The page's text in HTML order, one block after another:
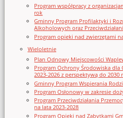
Program współpracy z
rok
Gminny Program Profilaktyki i
Alkoholowych oraz
Program opieki nad zwierzętami
Wieloletnie
Plan Odnowy Miejscowości
Program Ochrony Środowiska dla
2023-2026 z perspektywą do 2030
Gminny Program Wspierania
Program Osłonowy w zakresie
Program Przeciwdziałania
na lata 2023-2028
Program Opieki nad Zabytkami